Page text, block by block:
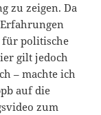
zu zeigen. Da
für politische
gilt jedoch
– machte ich
auf die
zum